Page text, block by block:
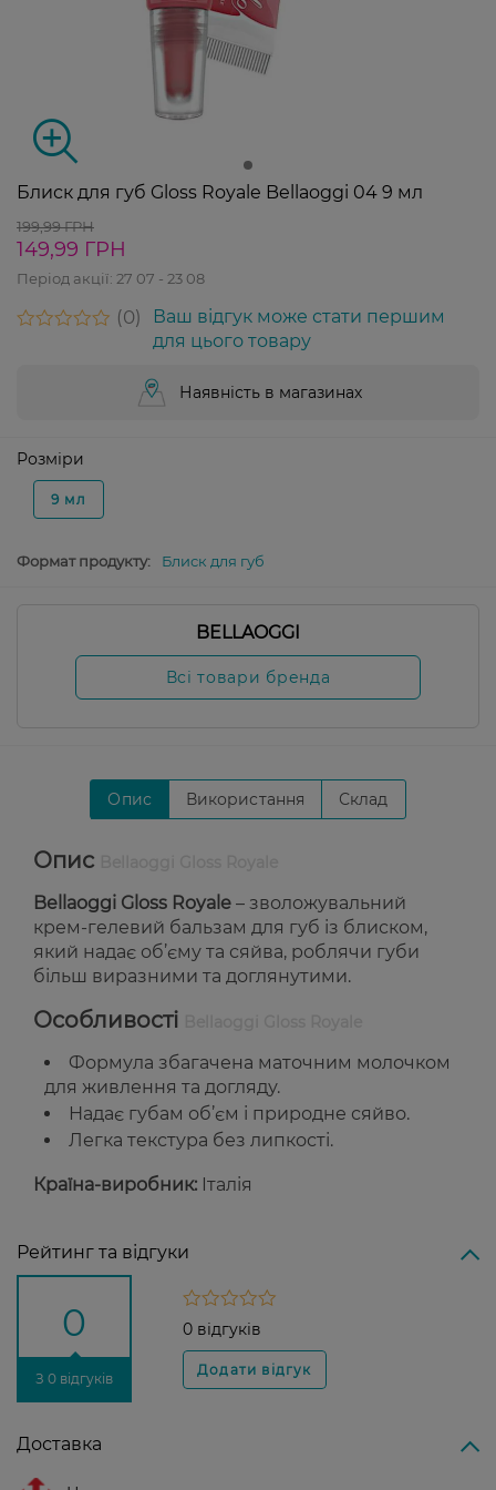
Блиск для губ Gloss Royale Bellaoggi 04 9 мл
199,99 ГРН
149,99 ГРН
Період акції: 27 07 - 23 08
0
Ваш відгук може стати першим
для цього товару
Наявність в магазинах
Розміри
9 мл
Формат продукту: Блиск для губ
BELLAOGGI
Всі товари бренда
Опис Використання Склад
Опис
Bellaoggi Gloss Royale – зволожувальний
крем-гелевий бальзам для губ із блиском,
який надає об’єму та сяйва, роблячи губи
більш виразними та доглянутими.
Особливості
Формула збагачена маточним молочком
для живлення та догляду.
Надає губам об’єм і природне сяйво.
Легка текстура без липкості.
Країна-виробник: Італія
Рейтинг та відгуки
0
З 0 відгуків
0 відгуків
Доставка